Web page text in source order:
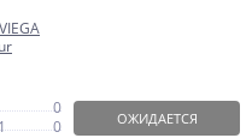
0
0 ОЖИДАЕТСЯ